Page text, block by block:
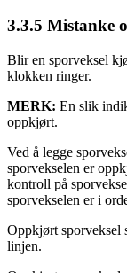
3.3.5 Mistanke
Blir en sporveksel
klokken ringer.
MERK: En slik
oppkjørt.
Ved å legge
sporvekselen er
kontroll på
sporvekselen er i
Oppkjørt sporveksel
linjen.